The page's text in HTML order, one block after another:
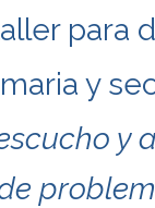
para
y
y